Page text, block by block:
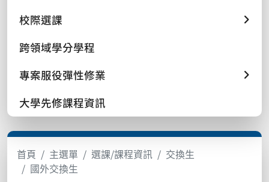
校際選課
跨領域學分學程
專案服役彈性修業
大學先修課程資訊
首頁 主選單 選課/課程資訊
交換生
國外交換生